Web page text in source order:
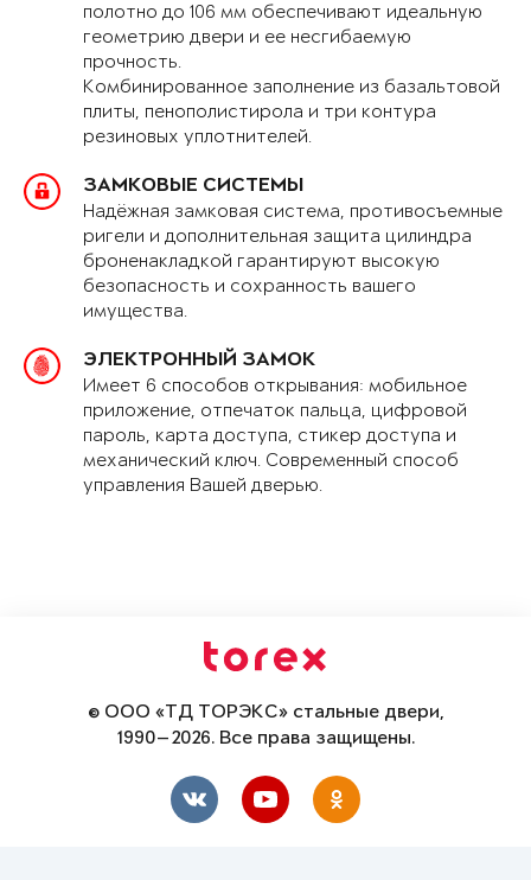
полотно до 106 мм обеспечивают идеальную
геометрию двери и ее несгибаемую
прочность.
Комбинированное заполнение из базальтовой
плиты, пенополистирола и три контура
резиновых уплотнителей.
ЗАМКОВЫЕ СИСТЕМЫ
Надёжная замковая система, противосъемные
ригели и дополнительная защита цилиндра
броненакладкой гарантируют высокую
безопасность и сохранность вашего
имущества.
ЭЛЕКТРОННЫЙ ЗАМОК
Имеет 6 способов открывания: мобильное
приложение, отпечаток пальца, цифровой
пароль, карта доступа, стикер доступа и
механический ключ. Современный способ
управления Вашей дверью.
© ООО «ТД ТОРЭКС» стальные двери,
1990—2026. Все права защищены.